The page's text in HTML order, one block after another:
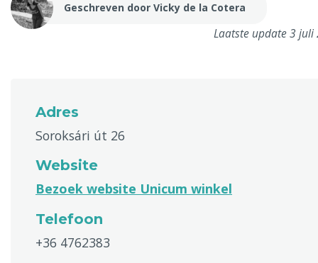
Geschreven door Vicky de la Cotera
Laatste update 3 juli
Adres
Soroksári út 26
Website
Bezoek website Unicum winkel
Telefoon
+36 4762383